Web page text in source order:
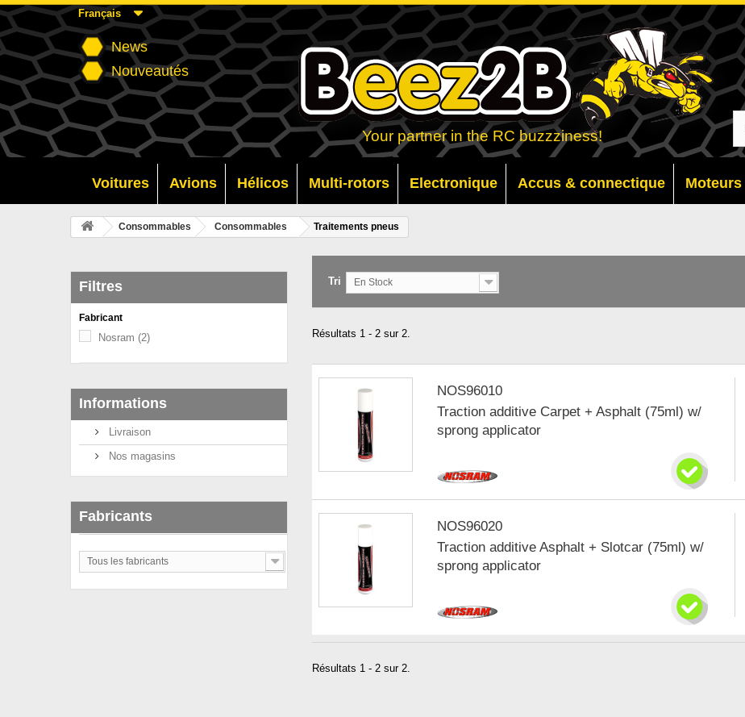
Français
Your partner in the RC buzzziness!
News
Nouveautés
Voitures Avions Hélicos Multi-rotors Electronique Accus & connectique Moteurs
Consommables Consommables Traitements pneus
Filtres
Fabricant
Nosram (2)
Informations
Livraison
Nos magasins
Fabricants
Tous les fabricants
Tri En Stock
Résultats 1 - 2 sur 2.
NOS96010
Traction additive Carpet + Asphalt (75ml) w/
sprong applicator
NOS96020
Traction additive Asphalt + Slotcar (75ml) w/
sprong applicator
Résultats 1 - 2 sur 2.